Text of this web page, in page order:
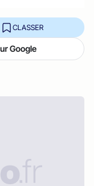
CLASSER
Google